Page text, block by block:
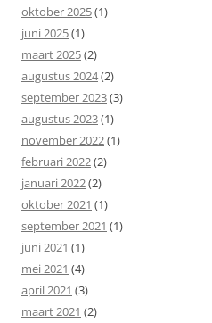
oktober 2025(1)
juni 2025(1)
maart 2025(2)
augustus 2024(2)
september 2023(3)
augustus 2023(1)
november 2022(1)
februari 2022(2)
januari 2022(2)
oktober 2021 (1)
september 2021 (1)
juni 2021 (1)
mei 2021 (4)
april 2021 (3)
maart 2021 (2)